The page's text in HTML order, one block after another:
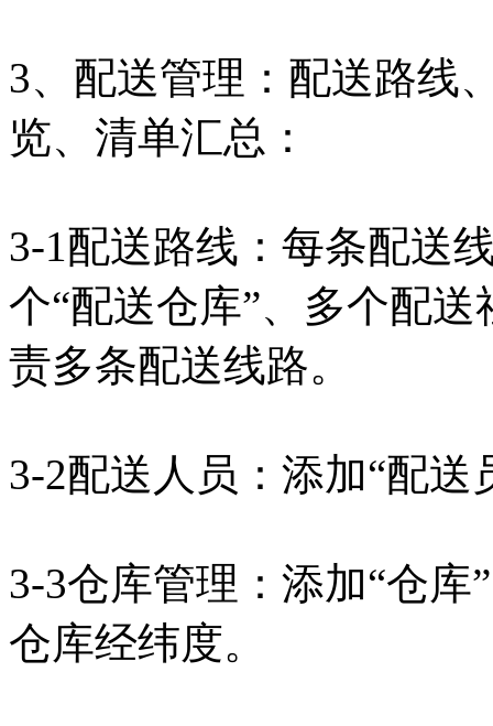
3、配送管理：配送路线
览、清单汇总：
3-1配送路线：每条配送
个“配送仓库”、多个配
责多条配送线路。
3-2配送人员：添加“配
3-3仓库管理：添加“仓
仓库经纬度。